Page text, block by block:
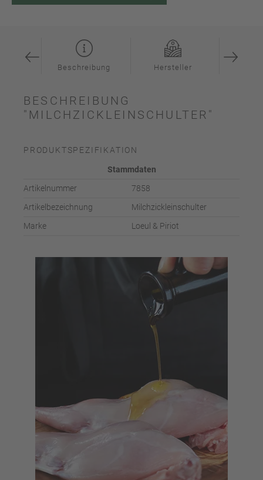
Beschreibung Hersteller
BESCHREIBUNG
"MILCHZICKLEINSCHULTER"
PRODUKTSPEZIFIKATION
Stammdaten
Artikelnummer
7858
Artikelbezeichnung
Milchzickleinschulter
Marke
Loeul & Piriot